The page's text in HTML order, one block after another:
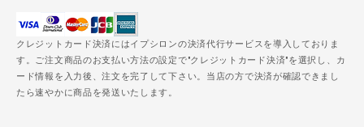
クレジットカード決済にはイプシロンの決済代行サービスを導入しておりま
す。ご注文商品のお支払い方法の設定で"クレジットカード決済"を選択し、カ
ード情報を入力後、注文を完了して下さい。当店の方で決済が確認できまし
たら速やかに商品を発送いたします。